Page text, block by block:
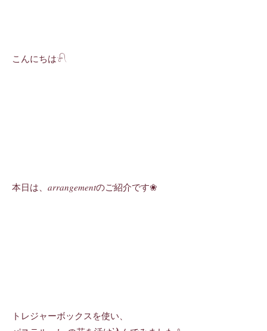
こんにちは𓍯
本日は、𝑎𝑟𝑟𝑎𝑛𝑔𝑒𝑚𝑒𝑛𝑡のご紹介です❀
トレジャーボックスを使い、